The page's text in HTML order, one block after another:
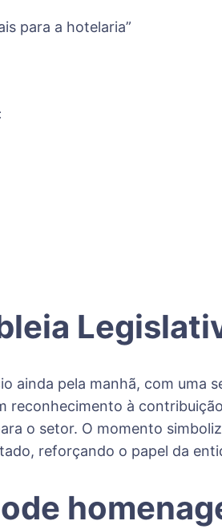
para a hotelaria”
ainda pela manhã, com uma
reconhecimento à
o setor. O momento
reforçando o papel da